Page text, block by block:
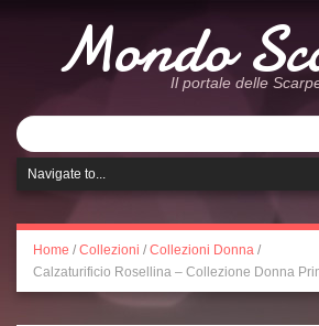
Mondo
Il portale delle
Home / Collezioni / Collezioni Donna /
Calzaturificio Rosellina – Collezione Donna